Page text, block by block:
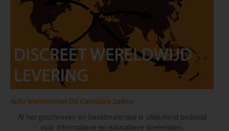
Auto Watermelon OG Cannabis Zaden
Al het geschreven en beeldmateriaal is uitsluitend bedoeld
voor informatieve en educatieve doeleinden.